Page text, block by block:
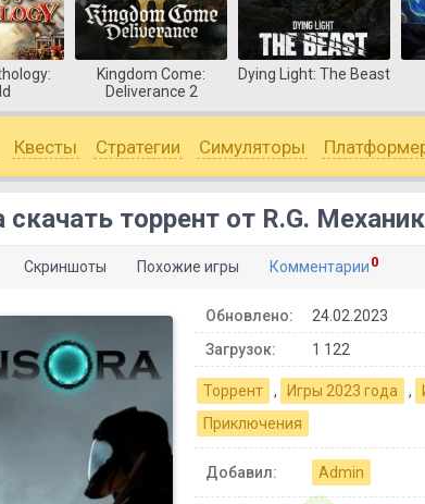
Kingdom Come:
Deliverance 2
Dying Light: The Beast
Квесты Стратегии Симуляторы
скачать торрент от R.G.
Скриншоты Похожие игры Комментарии 0
Обновлено:
24.02.2023
Загрузок:
1 122
Торрент , Игры 2023 года ,
Приключения
Добавил: Admin